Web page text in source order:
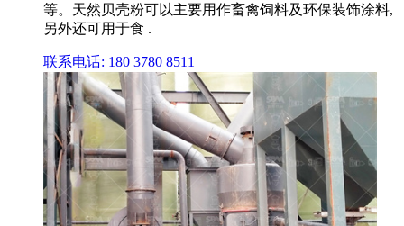
等。天然贝壳粉可以主要用作畜禽饲料及环保装饰涂料,
另外还可用于食 .
联系电话: 180 3780 8511